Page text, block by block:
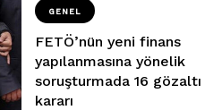
GENEL
FETÖ’nün yeni finans
yapılanmasına yönelik
soruşturmada 16 gözaltı
kararı